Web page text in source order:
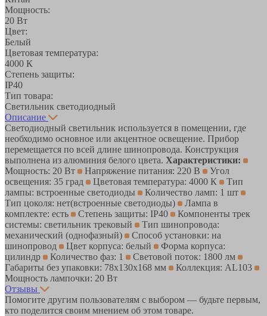
Мощность:
20 Вт
Цвет:
Белый
Цветовая температура:
4000 К
Степень защиты:
IP40
Тип товара:
Светильник светодиодный
Описание
Светодиодный светильник используется в помещении, где
необходимо основное или акцентное освещение. Прибор
перемещается по всей длине шинопровода. Конструкция
выполнена из алюминия белого цвета. Характеристики:
Мощность: 20 Вт
Напряжение питания: 220 В
Угол
освещения: 35 град
Цветовая температура: 4000 К
Тип
лампы: встроенные светодиоды
Количество ламп: 1 шт
Тип цоколя: нет(встроенные светодиоды)
Лампа в
комплекте: есть
Степень защиты: IP40
Компоненты трек
системы: светильник трековый
Тип шинопровода:
механический (однофазный)
Способ установки: на
шинопровод
Цвет корпуса: белый
Форма корпуса:
цилиндр
Количество фаз: 1
Световой поток: 1800 лм
Габариты без упаковки: 78х130х168 мм
Коллекция: AL103
Мощность лампочки: 20 Вт
Отзывы
Помогите другим пользователям с выбором — будьте первым,
кто поделится своим мнением об этом товаре.